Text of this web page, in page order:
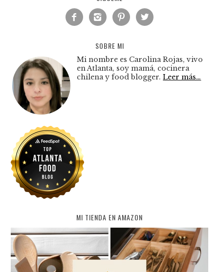
   
SOBRE MI
Mi nombre es Carolina Rojas, vivo
en Atlanta, soy mamá, cocinera
chilena y food blogger.Leer más…
MI TIENDA EN AMAZON